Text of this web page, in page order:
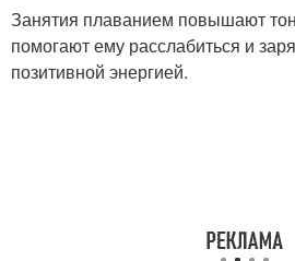
Занятия плаванием повышают
помогают ему расслабиться и
позитивной энергией.